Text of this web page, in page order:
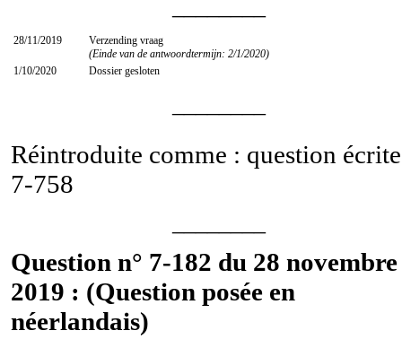
28/11/2019
Verzending vraag
(Einde van de antwoordtermijn: 2/1/2020)
1/10/2020
Dossier gesloten
Réintroduite comme : question écrite
7-758
Question n° 7-182 du 28 novembre
2019 : (Question posée en
néerlandais)